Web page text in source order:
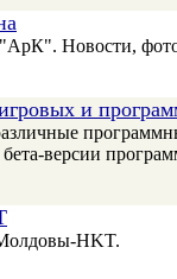
Новости,
и
бета-версии
HKT.